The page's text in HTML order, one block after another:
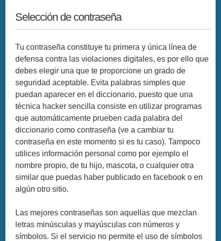
Selección de contraseña
Tu contraseña constituye tu primera y única línea de
defensa contra las violaciones digitales, es por ello que
debes elegir una que te proporcione un grado de
seguridad aceptable. Evita palabras simples que
puedan aparecer en el diccionario, puesto que una
técnica hacker sencilla consiste en utilizar programas
que automáticamente prueben cada palabra del
diccionario como contraseña (ve a cambiar tu
contraseña en este momento si es tu caso). Tampoco
utilices información personal como por ejemplo el
nombre propio, de tu hijo, mascota, o cualquier otra
similar que puedas haber publicado en facebook o en
algún otro sitio.
Las mejores contraseñas son aquellas que mezclan
letras minúsculas y mayúsculas con números y
símbolos. Si el servicio no permite el uso de símbolos